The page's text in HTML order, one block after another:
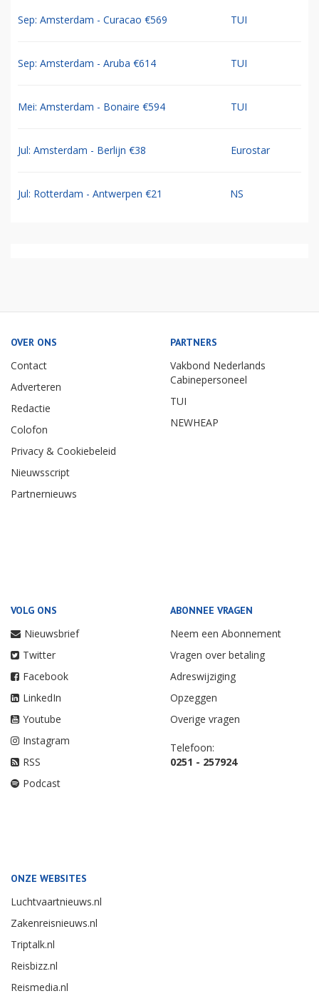
Sep: Amsterdam - Curacao €569 TUI
Sep: Amsterdam - Aruba €614 TUI
Mei: Amsterdam - Bonaire €594 TUI
Jul: Amsterdam - Berlijn €38 Eurostar
Jul: Rotterdam - Antwerpen €21 NS
OVER ONS
Contact
Adverteren
Redactie
Colofon
Privacy & Cookiebeleid
Nieuwsscript
Partnernieuws
PARTNERS
Vakbond Nederlands
Cabinepersoneel
TUI
NEWHEAP
VOLG ONS
Nieuwsbrief
Twitter
Facebook
LinkedIn
Youtube
Instagram
RSS
Podcast
ABONNEE VRAGEN
Neem een Abonnement
Vragen over betaling
Adreswijziging
Opzeggen
Overige vragen
Telefoon:
0251 - 257924
ONZE WEBSITES
Luchtvaartnieuws.nl
Zakenreisnieuws.nl
Triptalk.nl
Reisbizz.nl
Reismedia.nl